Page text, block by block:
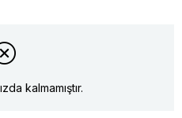
kalmamıştır.